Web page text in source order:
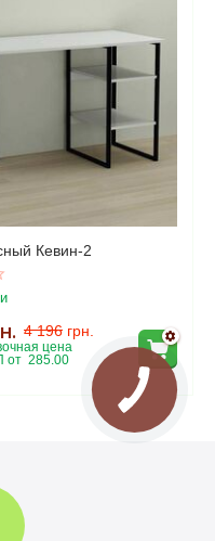
Кевин-2
4 196 грн.
цена
от  285.00